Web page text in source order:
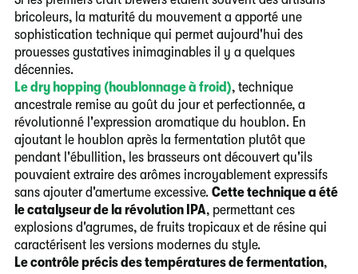
bricoleurs, la maturité du mouvement a apporté une
sophistication technique qui permet aujourd'hui des
prouesses gustatives inimaginables il y a quelques
décennies.
Le dry hopping (houblonnage à froid), technique
ancestrale remise au goût du jour et perfectionnée, a
révolutionné l'expression aromatique du houblon. En
ajoutant le houblon après la fermentation plutôt que
pendant l'ébullition, les brasseurs ont découvert qu'ils
pouvaient extraire des arômes incroyablement expressifs
sans ajouter d'amertume excessive. Cette technique a été
le catalyseur de la révolution IPA, permettant ces
explosions d'agrumes, de fruits tropicaux et de résine qui
caractérisent les versions modernes du style.
Le contrôle précis des températures de fermentation,